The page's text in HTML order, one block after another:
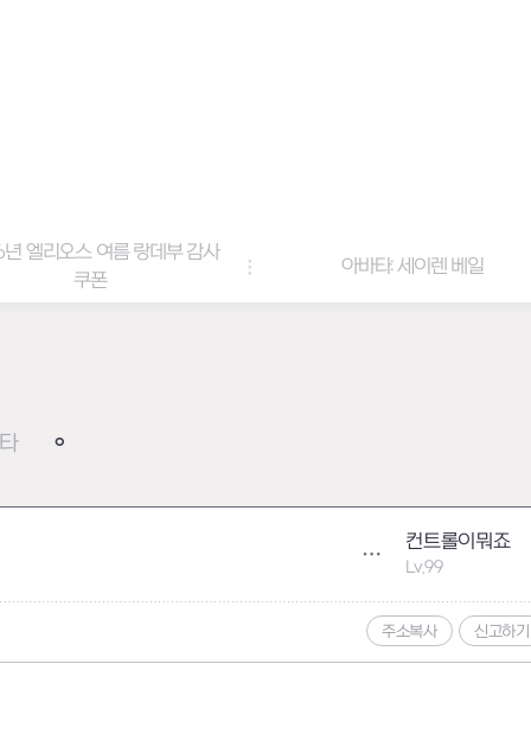
름 랑데부 감사
아바타: 세이렌 베일
컨트롤이뭐죠
Lv.99
주소복사 신고하기